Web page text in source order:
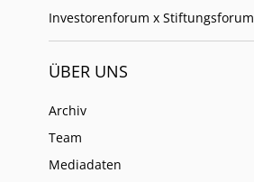
Investorenforum x Stiftungsforum
ÜBER UNS
Archiv
Team
Mediadaten